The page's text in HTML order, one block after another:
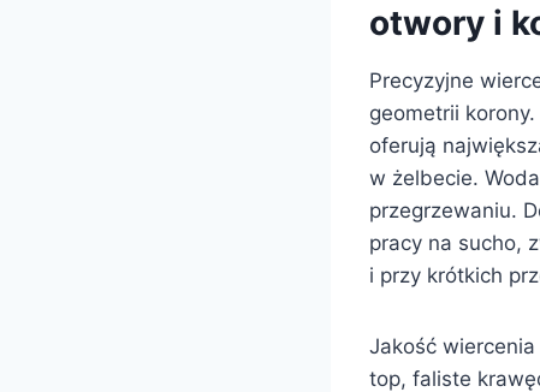
otwory i
Precyzyjne
geometrii korony.
oferują
w żelbecie.
przegrzewaniu.
pracy na sucho,
i przy krótkich
Jakość
top, faliste